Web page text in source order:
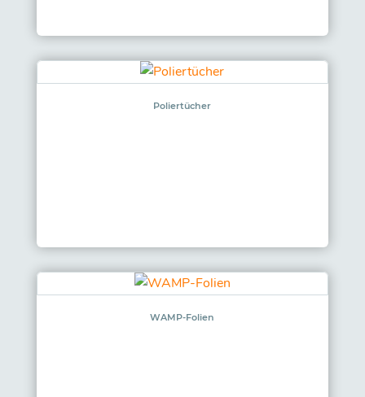
Poliertücher
WAMP-Folien